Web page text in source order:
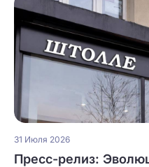
31 Июля 2026
Пресс-релиз: